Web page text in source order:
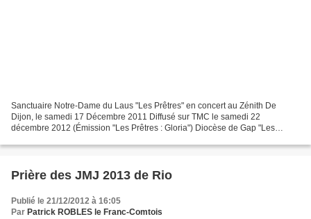
Sanctuaire Notre-Dame du Laus "Les Prêtres" en concert au Zénith De
Dijon, le samedi 17 Décembre 2011 Diffusé sur TMC le samedi 22
décembre 2012 (Émission "Les Prêtres : Gloria") Diocèse de Gap "Les
Prière des JMJ 2013 de Rio
Publié le 21/12/2012 à 16:05
Par Patrick ROBLES le Franc-Comtois